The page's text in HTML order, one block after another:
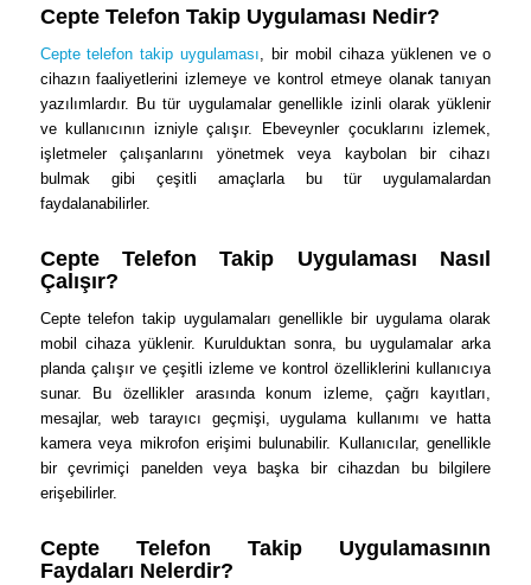
Cepte Telefon Takip Uygulaması Nedir?
Cepte telefon takip uygulaması, bir mobil cihaza yüklenen ve o
cihazın faaliyetlerini izlemeye ve kontrol etmeye olanak tanıyan
yazılımlardır. Bu tür uygulamalar genellikle izinli olarak yüklenir
ve kullanıcının izniyle çalışır. Ebeveynler çocuklarını izlemek,
işletmeler çalışanlarını yönetmek veya kaybolan bir cihazı
bulmak gibi çeşitli amaçlarla bu tür uygulamalardan
faydalanabilirler.
Cepte Telefon Takip Uygulaması Nasıl
Çalışır?
Cepte telefon takip uygulamaları genellikle bir uygulama olarak
mobil cihaza yüklenir. Kurulduktan sonra, bu uygulamalar arka
planda çalışır ve çeşitli izleme ve kontrol özelliklerini kullanıcıya
sunar. Bu özellikler arasında konum izleme, çağrı kayıtları,
mesajlar, web tarayıcı geçmişi, uygulama kullanımı ve hatta
kamera veya mikrofon erişimi bulunabilir. Kullanıcılar, genellikle
bir çevrimiçi panelden veya başka bir cihazdan bu bilgilere
erişebilirler.
Cepte Telefon Takip Uygulamasının
Faydaları Nelerdir?